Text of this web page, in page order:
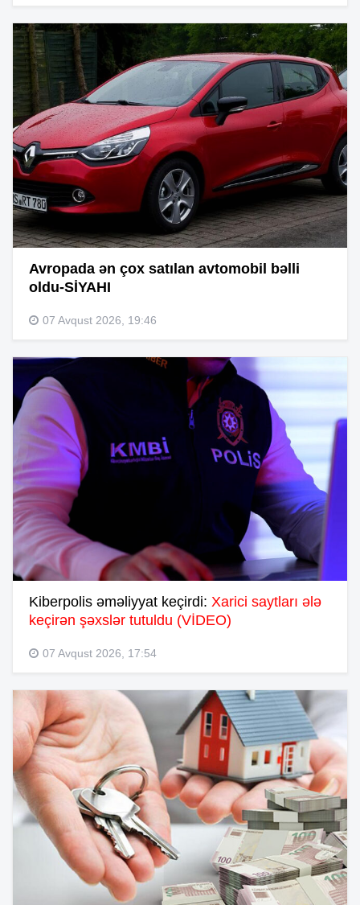
Avropada ən çox satılan avtomobil bəlli
oldu-SİYAHI
07 Avqust 2026, 19:46
Kiberpolis əməliyyat keçirdi: Xarici saytları ələ
keçirən şəxslər tutuldu (VİDEO)
07 Avqust 2026, 17:54